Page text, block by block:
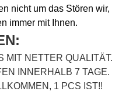
nicht um das Stören wir,
immer mit Ihnen.
MIT NETTER QUALITÄT.
INNERHALB 7 TAGE.
1 PCS IST!!